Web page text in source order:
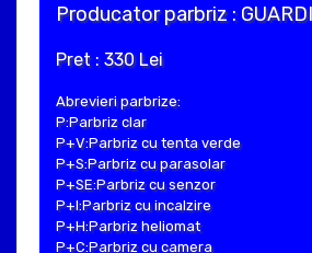
Producator parbriz :
Pret : 330 Lei
Abrevieri parbrize:
P:Parbriz clar
P+V:Parbriz cu tenta verde
P+S:Parbriz cu parasolar
P+SE:Parbriz cu senzor
P+I:Parbriz cu incalzire
P+H:Parbriz heliomat
P+C:Parbriz cu camera